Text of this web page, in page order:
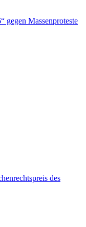
gegen Massenproteste
des